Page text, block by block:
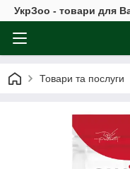
УкрЗоо - товари для
Товари та послуги